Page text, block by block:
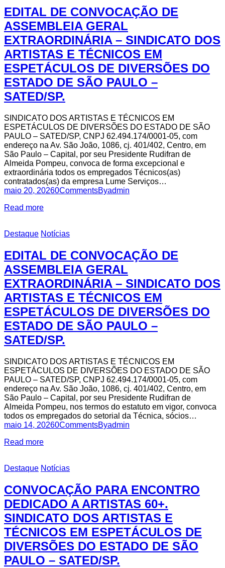
EDITAL DE CONVOCAÇÃO DE
ASSEMBLEIA GERAL
EXTRAORDINÁRIA – SINDICATO DOS
ARTISTAS E TÉCNICOS EM
ESPETÁCULOS DE DIVERSÕES DO
ESTADO DE SÃO PAULO –
SATED/SP.
SINDICATO DOS ARTISTAS E TÉCNICOS EM
ESPETÁCULOS DE DIVERSÕES DO ESTADO DE SÃO
PAULO – SATED/SP, CNPJ 62.494.174/0001-05, com
endereço na Av. São João, 1086, cj. 401/402, Centro, em
São Paulo – Capital, por seu Presidente Rudifran de
Almeida Pompeu, convoca de forma excepcional e
extraordinária todos os empregados Técnicos(as)
contratados(as) da empresa Lume Serviços…
maio 20, 20260CommentsByadmin
Read more
Destaque Notícias
EDITAL DE CONVOCAÇÃO DE
ASSEMBLEIA GERAL
EXTRAORDINÁRIA – SINDICATO DOS
ARTISTAS E TÉCNICOS EM
ESPETÁCULOS DE DIVERSÕES DO
ESTADO DE SÃO PAULO –
SATED/SP.
SINDICATO DOS ARTISTAS E TÉCNICOS EM
ESPETÁCULOS DE DIVERSÕES DO ESTADO DE SÃO
PAULO – SATED/SP, CNPJ 62.494.174/0001-05, com
endereço na Av. São João, 1086, cj. 401/402, Centro, em
São Paulo – Capital, por seu Presidente Rudifran de
Almeida Pompeu, nos termos do estatuto em vigor, convoca
todos os empregados do setorial da Técnica, sócios…
maio 14, 20260CommentsByadmin
Read more
Destaque Notícias
CONVOCAÇÃO PARA ENCONTRO
DEDICADO A ARTISTAS 60+.
SINDICATO DOS ARTISTAS E
TÉCNICOS EM ESPETÁCULOS DE
DIVERSÕES DO ESTADO DE SÃO
PAULO – SATED/SP.